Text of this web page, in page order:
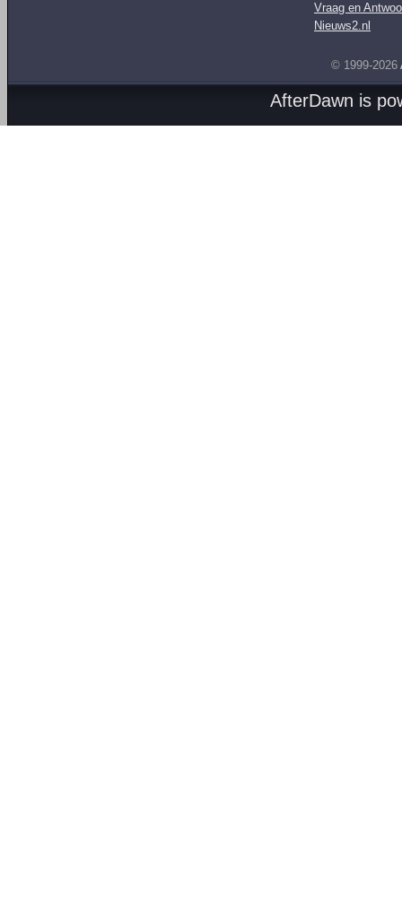
Vraag en
Nieuws2.nl
© 1999-2026
AfterDawn is